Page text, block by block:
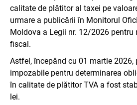
calitate de plătitor al taxei pe
urmare a publicării în Monitorul
Moldova a Legii nr. 12/2026 pentru
fiscal.
Astfel, începând cu 01 martie
impozabile pentru determinarea
în calitate de plătitor TVA a fost
lei.